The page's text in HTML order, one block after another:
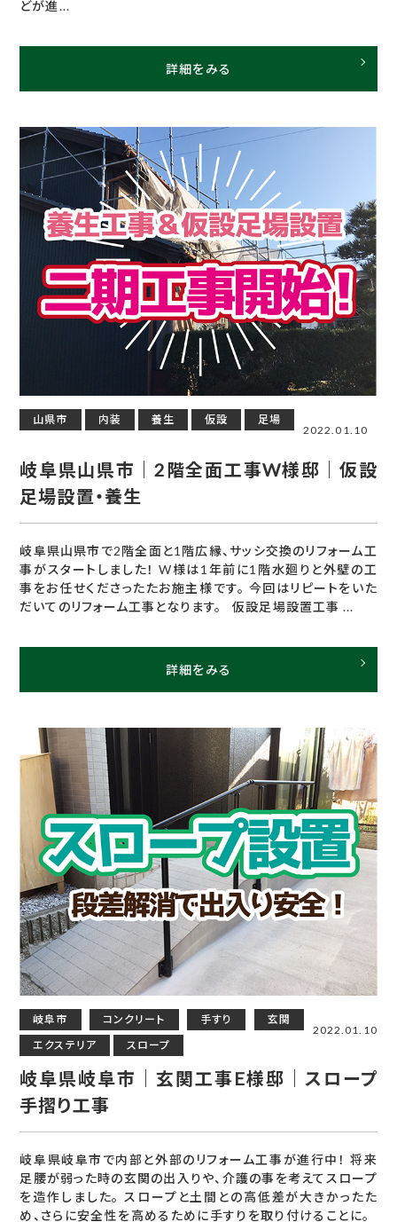
どが進...
詳細をみる
山県市 内装 養生 仮設
足場
2022.01.10
岐阜県山県市｜2階全面工事W様邸｜仮設
足場設置・養生
岐阜県山県市で2階全面と1階広縁、サッシ交換のリフォーム工
事がスタートしました！ W様は1年前に1階水廻りと外壁の工
事をお任せくださったたお施主様です。 今回はリピートをいた
だいてのリフォーム工事となります。 仮設足場設置工事 ...
詳細をみる
岐阜市 コンクリート 手すり
玄関
エクステリア
スロープ
2022.01.10
岐阜県岐阜市｜玄関工事E様邸｜スロープ
手摺り工事
岐阜県岐阜市で内部と外部のリフォーム工事が進行中！ 将来
足腰が弱った時の玄関の出入りや、介護の事を考えてスロープ
を造作しました。 スロープと土間との高低差が大きかったた
め、さらに安全性を高めるために手すりを取り付けることに。